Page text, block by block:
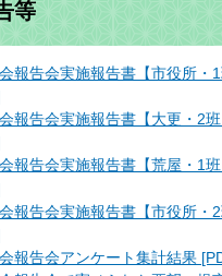
等
報告会実施報告書【市役所・
報告会実施報告書【大更・2
報告会実施報告書【荒屋・1
報告会実施報告書【市役所・
報告会アンケート集計結果